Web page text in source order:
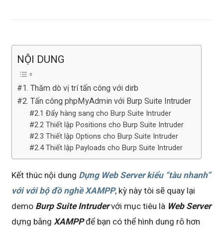
NỘI DUNG
#1. Thăm dò vị trí tấn công với dirb
#2. Tấn công phpMyAdmin với Burp Suite Intruder
#2.1 Đẩy hàng sang cho Burp Suite Intruder
#2.2 Thiết lập Positions cho Burp Suite Intruder
#2.3 Thiết lập Options cho Burp Suite Intruder
#2.4 Thiết lập Payloads cho Burp Suite Intruder
Kết thúc nội dung Dựng Web Server kiểu “tàu nhanh”
với với bộ đồ nghề XAMPP, kỳ này tôi sẽ quay lại
demo Burp Suite Intrudervới mục tiêu là Web Server
dựng bằngXAMPPđể bạn có thể hình dung rõ hơn